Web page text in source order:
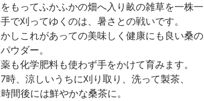
もってふかふかの畑へ入り畝の雑草を一株一
で刈ってゆくのは、暑さとの戦いです。
かしこれがあっての美味しく健康にも良い桑の
ウダー。
も化学肥料も使わず手をかけて育みます。
時、涼しいうちに刈り取り、洗って製茶、
間後には鮮やかな桑茶に。